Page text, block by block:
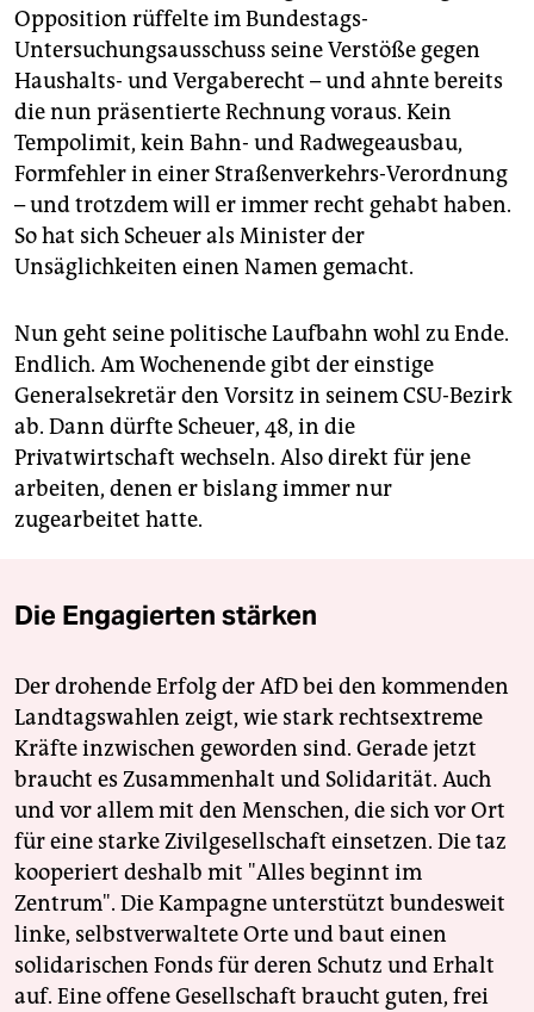
Opposition rüffelte im Bundestags-
Untersuchungsausschuss seine Verstöße gegen
Haushalts- und Vergaberecht – und ahnte bereits
die nun präsentierte Rechnung voraus. Kein
Tempolimit, kein Bahn- und Radwegeausbau,
Formfehler in einer Straßenverkehrs-Verordnung
– und trotzdem will er immer recht gehabt haben.
So hat sich Scheuer als Minister der
Unsäglichkeiten einen Namen gemacht.
Nun geht seine politische Laufbahn wohl zu Ende.
Endlich. Am Wochenende gibt der einstige
Generalsekretär den Vorsitz in seinem CSU-Bezirk
ab. Dann dürfte Scheuer, 48, in die
Privatwirtschaft wechseln. Also direkt für jene
arbeiten, denen er bislang immer nur
zugearbeitet hatte.
Die Engagierten stärken
Der drohende Erfolg der AfD bei den kommenden
Landtagswahlen zeigt, wie stark rechtsextreme
Kräfte inzwischen geworden sind. Gerade jetzt
braucht es Zusammenhalt und Solidarität. Auch
und vor allem mit den Menschen, die sich vor Ort
für eine starke Zivilgesellschaft einsetzen. Die taz
kooperiert deshalb mit "Alles beginnt im
Zentrum". Die Kampagne unterstützt bundesweit
linke, selbstverwaltete Orte und baut einen
solidarischen Fonds für deren Schutz und Erhalt
auf. Eine offene Gesellschaft braucht guten, frei